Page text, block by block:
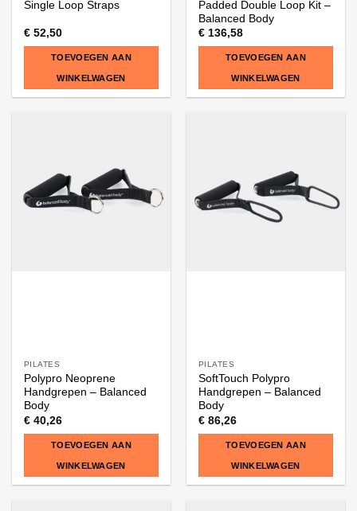
Single Loop Straps
€52,50
TOEVOEGEN AAN
WINKELWAGEN
Padded Double Loop Kit –
Balanced Body
€136,58
TOEVOEGEN AAN
WINKELWAGEN
PILATES
Polypro Neoprene
Handgrepen – Balanced
Body
€40,26
TOEVOEGEN AAN
WINKELWAGEN
PILATES
SoftTouch Polypro
Handgrepen – Balanced
Body
€86,26
TOEVOEGEN AAN
WINKELWAGEN